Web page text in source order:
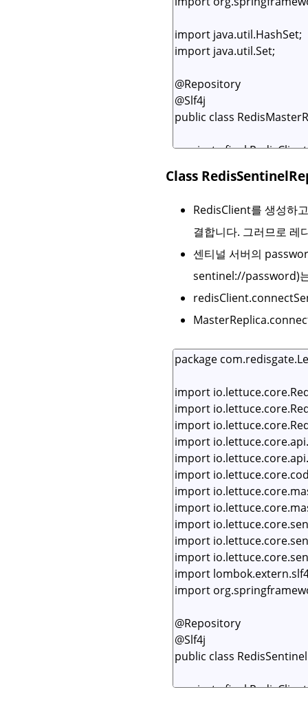
Class
RedisClient를 생성하
결합니다. 그러므로 레
센티널 서버의
sentinel://password)